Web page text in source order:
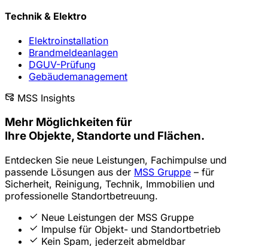
Technik & Elektro
Elektroinstallation
Brandmeldeanlagen
DGUV-Prüfung
Gebäudemanagement
MSS Insights
Mehr Möglichkeiten für
Ihre Objekte, Standorte und Flächen.
Entdecken Sie neue Leistungen, Fachimpulse und
passende Lösungen aus der MSS Gruppe – für
Sicherheit, Reinigung, Technik, Immobilien und
professionelle Standortbetreuung.
Neue Leistungen der MSS Gruppe
Impulse für Objekt- und Standortbetrieb
Kein Spam, jederzeit abmeldbar